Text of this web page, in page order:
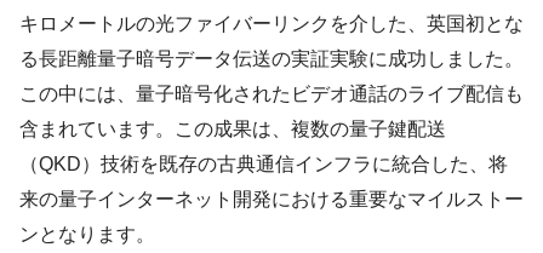
キロメートルの光ファイバーリンクを介した、英国初とな
る長距離量子暗号データ伝送の実証実験に成功しました。
この中には、量子暗号化されたビデオ通話のライブ配信も
含まれています。この成果は、複数の量子鍵配送
（QKD）技術を既存の古典通信インフラに統合した、将
来の量子インターネット開発における重要なマイルストー
ンとなります。